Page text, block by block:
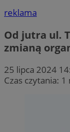
reklama
Od jutra ul.
zmianą
25 lipca 2024
Czas czytania: 1